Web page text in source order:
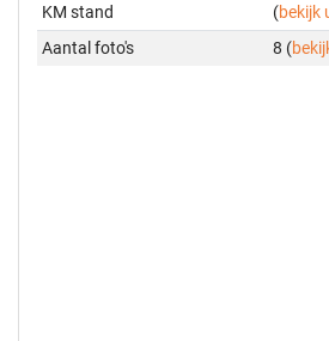
KM stand
(bekijk
Aantal foto's
8 (